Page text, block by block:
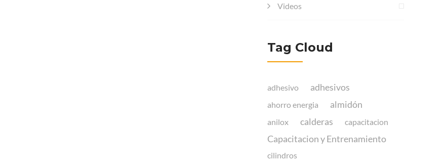
Videos
Tag Cloud
adhesivo adhesivos
ahorro energia almidón
anilox calderas capacitacion
Capacitacion y Entrenamiento
cilindros